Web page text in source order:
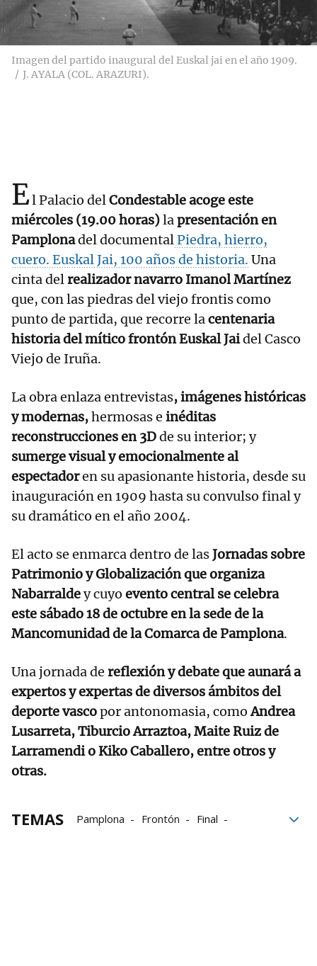
Imagen del partido inaugural del Euskal jai en el año 1909.
J. AYALA (COL. ARAZURI).
El Palacio delCondestable acoge este
miércoles (19.00 horas)lapresentación en
Pamplonadel documentalPiedra, hierro,
cuero. Euskal Jai, 100 años de historia. Una
cinta delrealizador navarro Imanol Martínez
que, con las piedras del viejo frontis como
punto de partida, que recorre lacentenaria
historia del mítico frontón Euskal Jaidel Casco
Viejo de Iruña.
La obra enlaza entrevistas, imágenes históricas
y modernas,hermosas e inéditas
reconstrucciones en 3Dde su interior; y
sumerge visual y emocionalmente al
espectadoren su apasionante historia, desde su
inauguración en 1909 hasta su convulso final y
su dramático en el año 2004.
El acto se enmarca dentro de lasJornadas sobre
Patrimonio y Globalización que organiza
Nabarraldey cuyo evento central se celebra
este sábado 18 de octubre en la sede de la
Mancomunidad de la Comarca de Pamplona.
Una jornada de reflexión y debate que aunará a
expertos y expertas de diversos ámbitos del
deporte vascopor antonomasia, comoAndrea
Lusarreta, Tiburcio Arraztoa, Maite Ruiz de
Larramendi o Kiko Caballero, entre otros y
otras.
TEMAS Pamplona Frontón
Final